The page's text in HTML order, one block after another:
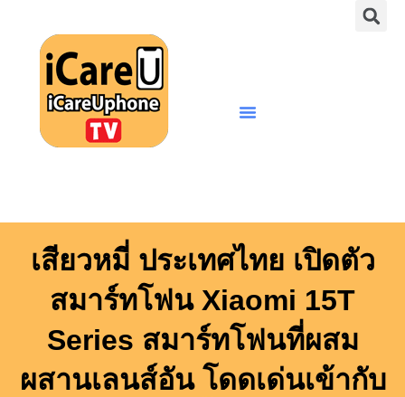
content
เสียวหมี่ ประเทศไทย เปิดตัว
สมาร์ทโฟน Xiaomi 15T
Series สมาร์ทโฟนที่ผสม
ผสานเลนส์อัน โดดเด่นเข้ากับ